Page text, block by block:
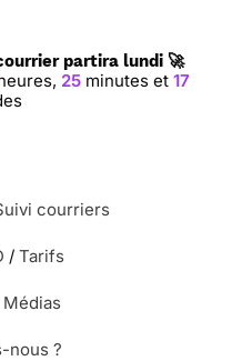
partira lundi 🚀
25minutes et 16
courriers
/ Tarifs
Médias
nous ?